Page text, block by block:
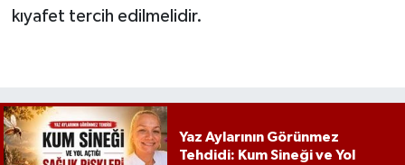
kıyafet tercih edilmelidir.
Yaz Aylarının Görünmez
Tehdidi: Kum Sineği ve Yol